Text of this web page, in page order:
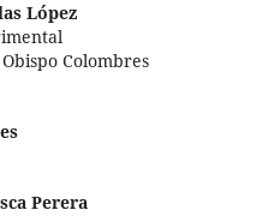
López
Colombres
Perera